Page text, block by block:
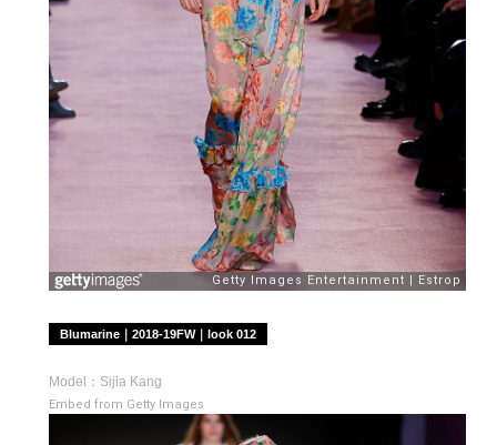
Blumarine｜2018-19FW｜look 012
Model：Sijia Kang
Embed from Getty Images